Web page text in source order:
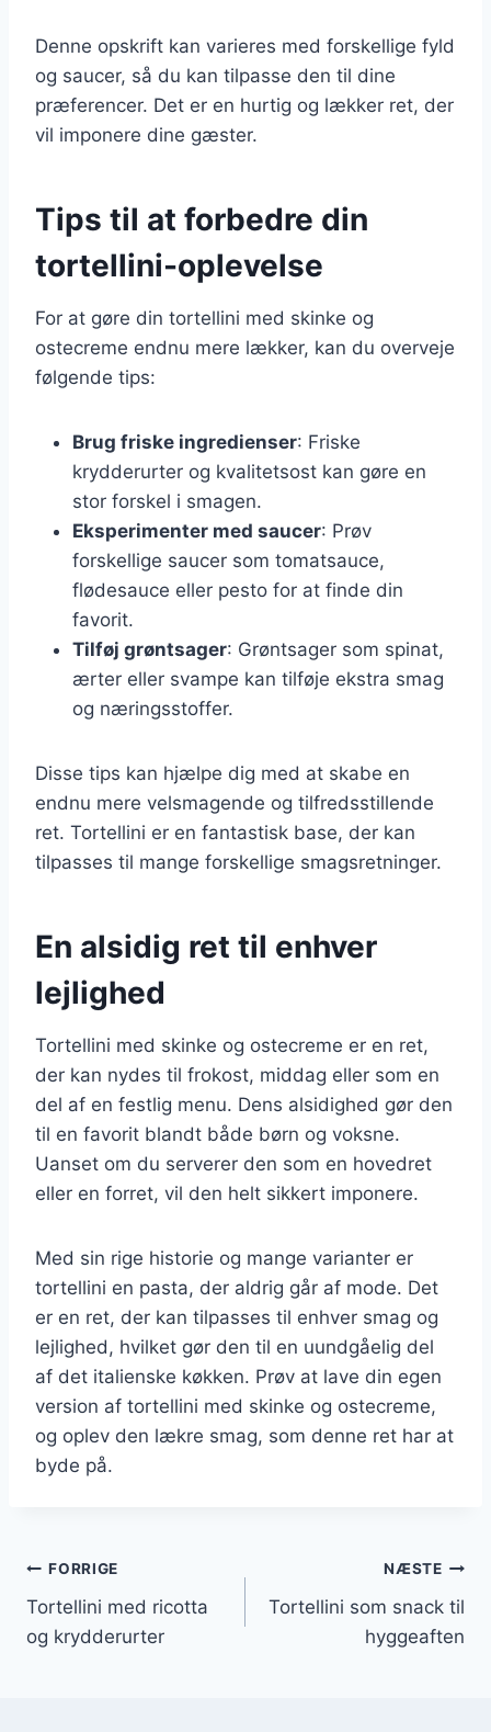
Denne opskrift kan varieres med forskellige fyld
og saucer, så du kan tilpasse den til dine
præferencer. Det er en hurtig og lækker ret, der
vil imponere dine gæster.
Tips til at forbedre din
tortellini-oplevelse
For at gøre din tortellini med skinke og
ostecreme endnu mere lækker, kan du overveje
følgende tips:
Brug friske ingredienser: Friske
krydderurter og kvalitetsost kan gøre en
stor forskel i smagen.
Eksperimenter med saucer: Prøv
forskellige saucer som tomatsauce,
flødesauce eller pesto for at finde din
favorit.
Tilføj grøntsager: Grøntsager som spinat,
ærter eller svampe kan tilføje ekstra smag
og næringsstoffer.
Disse tips kan hjælpe dig med at skabe en
endnu mere velsmagende og tilfredsstillende
ret. Tortellini er en fantastisk base, der kan
tilpasses til mange forskellige smagsretninger.
En alsidig ret til enhver
lejlighed
Tortellini med skinke og ostecreme er en ret,
der kan nydes til frokost, middag eller som en
del af en festlig menu. Dens alsidighed gør den
til en favorit blandt både børn og voksne.
Uanset om du serverer den som en hovedret
eller en forret, vil den helt sikkert imponere.
Med sin rige historie og mange varianter er
tortellini en pasta, der aldrig går af mode. Det
er en ret, der kan tilpasses til enhver smag og
lejlighed, hvilket gør den til en uundgåelig del
af det italienske køkken. Prøv at lave din egen
version af tortellini med skinke og ostecreme,
og oplev den lækre smag, som denne ret har at
byde på.
Indlægsnavigation
FORRIGE
Tortellini med ricotta
og krydderurter
NÆSTE
Tortellini som snack til
hyggeaften